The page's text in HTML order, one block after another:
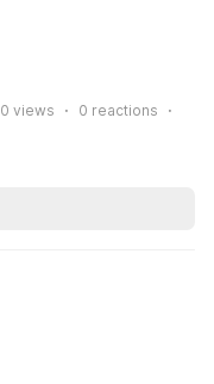
0 views 0 reactions